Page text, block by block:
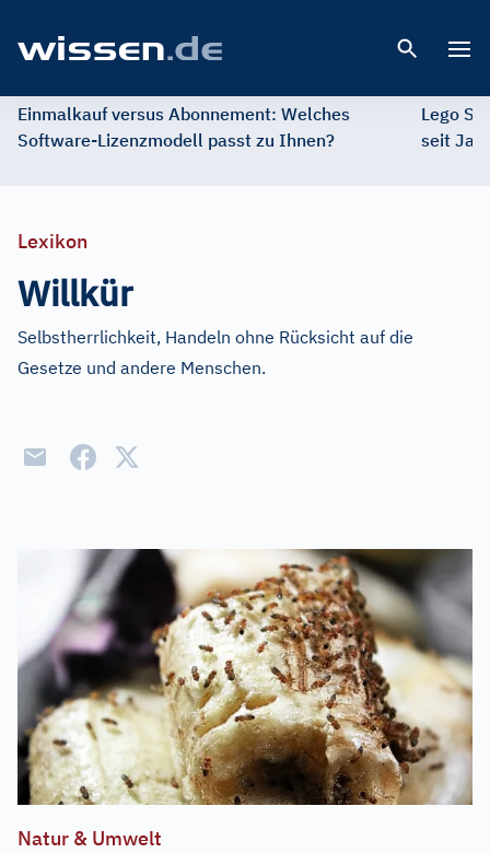
Einmalkauf versus Abonnement: Welches
Software-Lizenzmodell passt zu Ihnen?
Lego
seit
Lexikon
Willkür
Selbstherrlichkeit, Handeln ohne Rücksicht auf die
Gesetze und andere Menschen.
Natur & Umwelt